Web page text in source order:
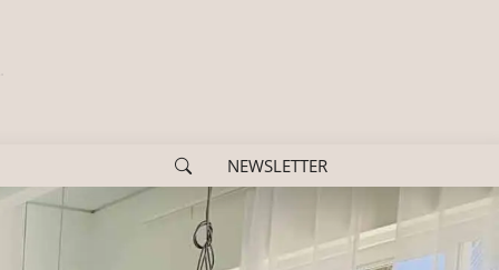
NEWSLETTER